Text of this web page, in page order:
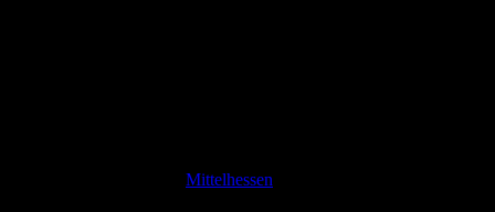
Mittelhessen